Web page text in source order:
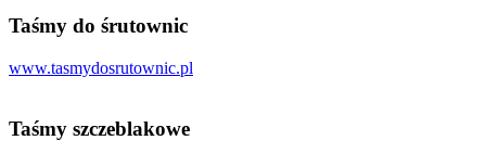
Taśmy do śrutownic
www.tasmydosrutownic.pl
Taśmy szczeblakowe